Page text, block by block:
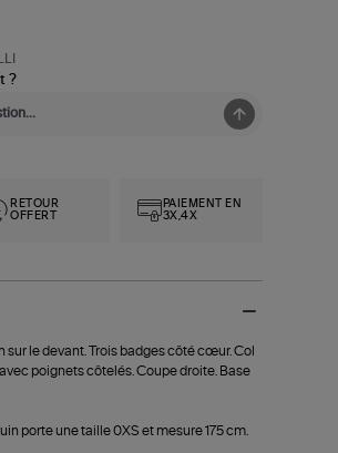
?
RETOUR
OFFERT
PAIEMENT EN
3X,4X
le devant. Trois badges côté cœur. Col
poignets côtelés. Coupe droite. Base
porte une taille 0XS et mesure 175 cm.